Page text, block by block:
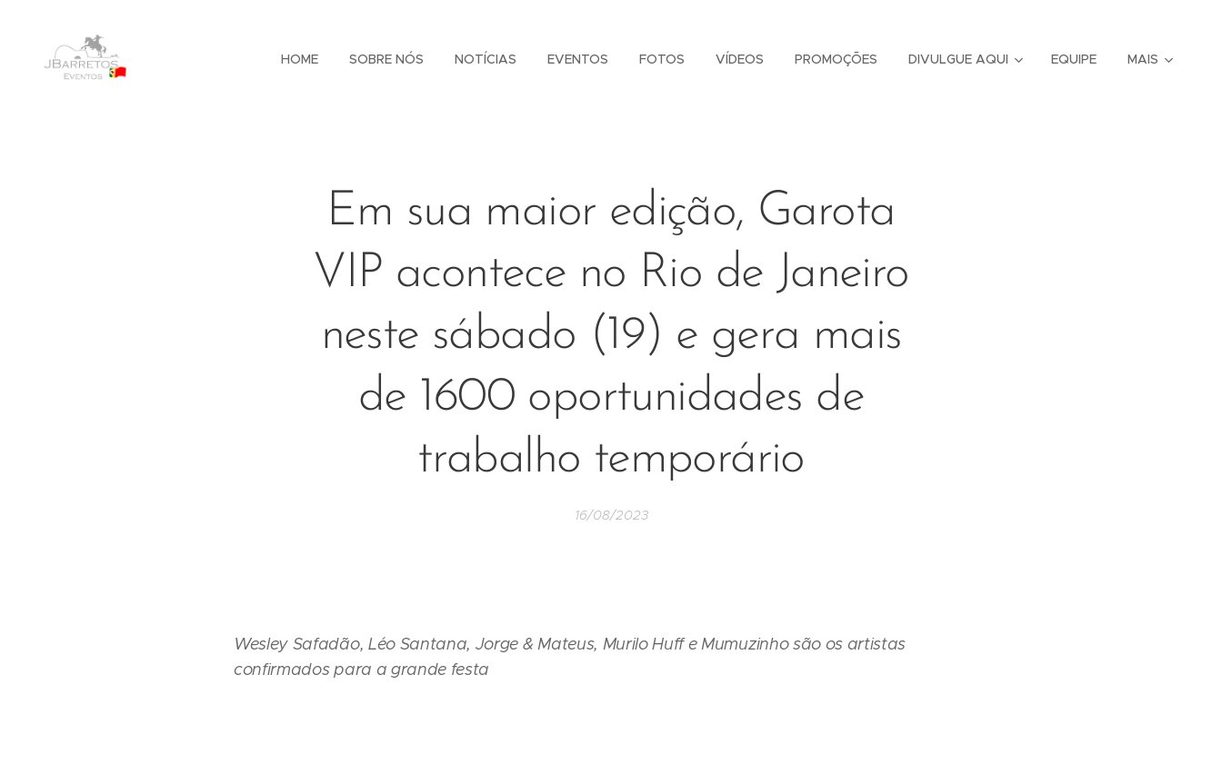
HOME SOBRE NÓS NOTÍCIAS EVENTOS FOTOS VÍDEOS PROMOÇÕES DIVULGUE AQUI EQUIPE MAIS
Em sua maior edição, Garota
VIP acontece no Rio de Janeiro
neste sábado (19) e gera mais
de 1600 oportunidades de
trabalho temporário
16/08/2023
Wesley Safadão, Léo Santana, Jorge & Mateus, Murilo Huff e Mumuzinho são os artistas
confirmados para a grande festa